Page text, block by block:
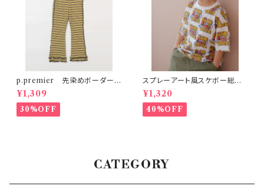
p.premier 先染めボーダーワ
ッフルメロウパンツ グリーン
¥1,309
30%OFF
スプレーアート風スケボー総柄
半袖Tシャツ
¥1,320
40%OFF
CATEGORY